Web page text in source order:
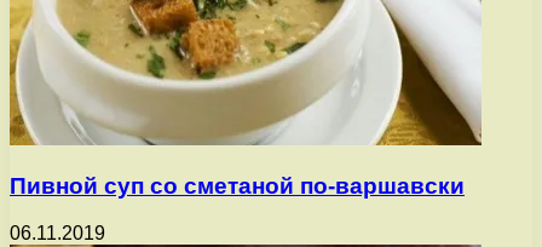
Пивной суп со сметаной по-варшавски
06.11.2019